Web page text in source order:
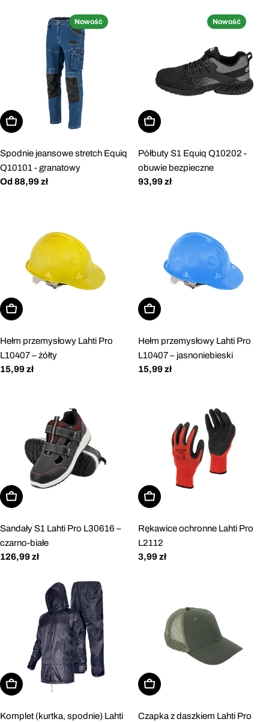
Nowość
Wybierz opcje
Spodnie jeansowe stretch Equiq
Q10101 - granatowy
Cena
Od 88,99 zł
Nowość
Wybierz opcje
Półbuty S1 Equiq Q10202 -
obuwie bezpieczne
Cena
93,99 zł
Dodaj do koszyka
Hełm przemysłowy Lahti Pro
L10407 – żółty
Cena
15,99 zł
Dodaj do koszyka
Hełm przemysłowy Lahti Pro
L10407 – jasnoniebieski
Cena
15,99 zł
Wybierz opcje
Sandały S1 Lahti Pro L30616 –
czarno-białe
Cena
126,99 zł
Wybierz opcje
Rękawice ochronne Lahti Pro
L2112
Cena
3,99 zł
Wybierz opcje
Komplet (kurtka, spodnie) Lahti
Dodaj do koszyka
Czapka z daszkiem Lahti Pro